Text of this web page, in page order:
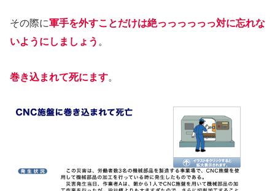
その際に軍手を外すことだけは絶っっっっっっ対に忘れな
いようにしましょう 。
巻き込まれて死にます。